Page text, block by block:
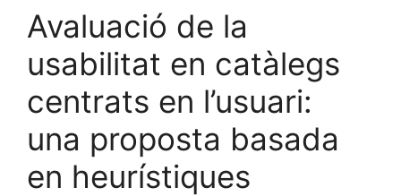
Avaluació de la
usabilitat en catàlegs
centrats en l’usuari:
una proposta basada
en heurístiques